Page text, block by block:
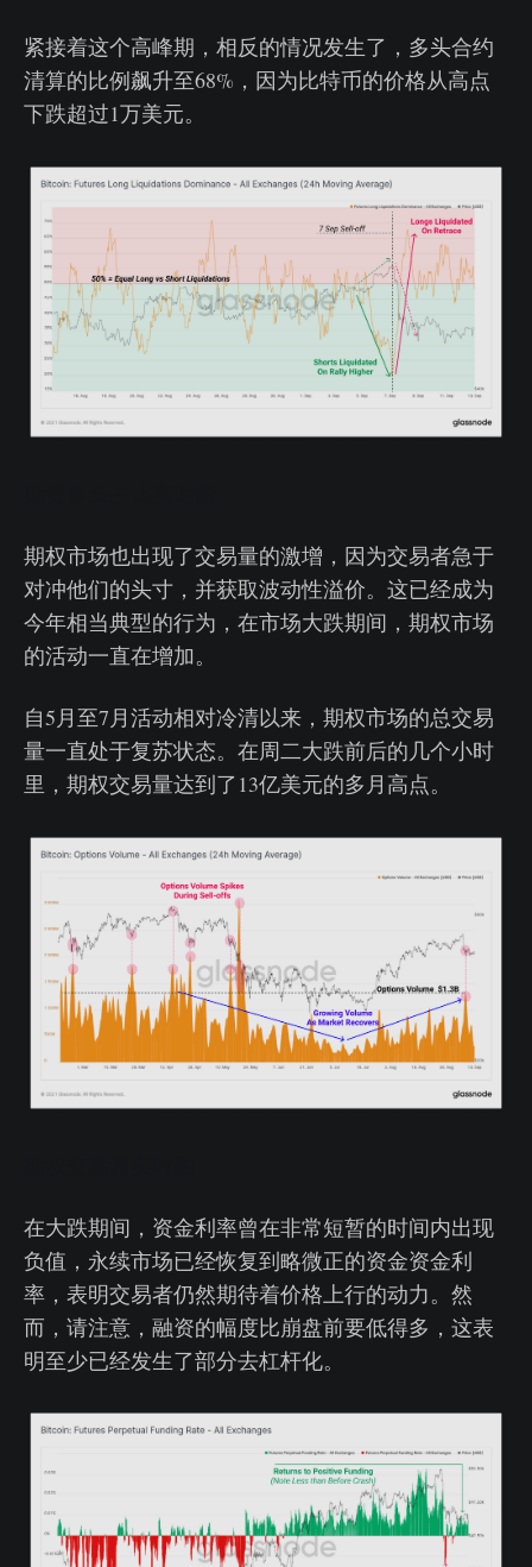
紧接着这个高峰期，相反的情况发生了，多头合约
清算的比例飙升至68%，因为比特币的价格从高点
下跌超过1万美元。
期权市场也出现了交易量的激增，因为交易者急于
对冲他们的头寸，并获取波动性溢价。这已经成为
今年相当典型的行为，在市场大跌期间，期权市场
的活动一直在增加。
自5月至7月活动相对冷清以来，期权市场的总交易
量一直处于复苏状态。在周二大跌前后的几个小时
里，期权交易量达到了13亿美元的多月高点。
在大跌期间，资金利率曾在非常短暂的时间内出现
负值，永续市场已经恢复到略微正的资金资金利
率，表明交易者仍然期待着价格上行的动力。然
而，请注意，融资的幅度比崩盘前要低得多，这表
明至少已经发生了部分去杠杆化。